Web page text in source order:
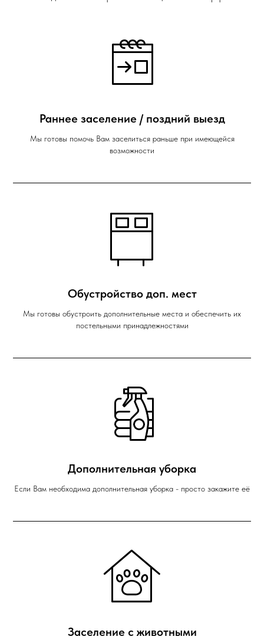
Раннее заселение / поздний выезд
Мы готовы помочь Вам заселиться раньше при имеющейся
возможности
Обустройство доп. мест
Мы готовы обустроить дополнительные места и обеспечить их
постельными принадлежностями
Дополнительная уборка
Если Вам необходима дополнительная уборка - просто закажите её
Заселение с животными